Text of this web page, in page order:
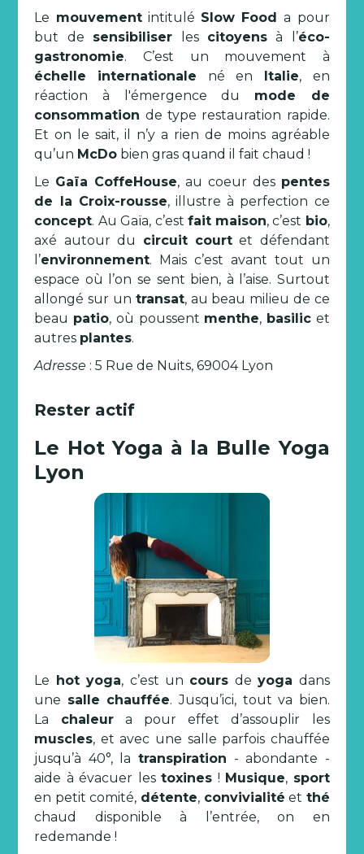
Le mouvementintitulé Slow Fooda pour
but de sensibiliser les citoyensà l’éco-
gastronomie. C’est un mouvement à
échelle
internationale né en Italie, en
réaction à l'émergence du mode de
consommation de type restauration rapide.
Et on le sait, il n’y a rien de moins agréable
qu’un McDo bien gras quand il fait chaud !
Le Gaïa CoffeHouse, au coeur des pentes
de la Croix-rousse, illustre à perfection ce
concept. Au Gaïa, c’estfait maison, c’est bio,
axé autour du circuit courtet défendant
l’environnement. Mais c’est avant tout un
espace où l’on se sent bien, à l’aise. Surtout
allongé sur un transat, au beau milieu de ce
beau patio, où poussent menthe, basilicet
autres plantes.
Adresse : 5 Rue de Nuits, 69004 Lyon
Rester actif
Le Hot Yoga à la Bulle Yoga
Lyon
Le hot yoga, c’est un cours deyoga dans
une salle chauffée. Jusqu’ici, tout va bien.
La chaleura pour effet d’assouplir les
muscles, et avec une salle parfois chauffée
jusqu’à 40°, la transpiration - abondante -
aide à évacuer lestoxines ! Musique, sport
en petit comité, détente, convivialité et thé
chaud disponible à l’entrée, on en
redemande !